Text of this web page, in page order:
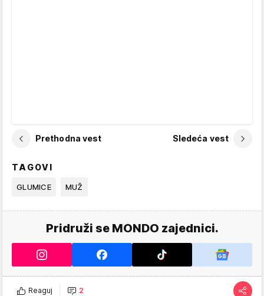
Prethodna vest Sledeća vest
TAGOVI
GLUMICE MUŽ
Pridruži se MONDO zajednici.
Reaguj 2